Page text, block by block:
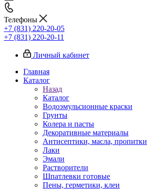
Телефоны
+7 (831) 220-20-05
+7 (831) 220-20-11
Личный кабинет
Главная
Каталог
Назад
Каталог
Водоэмульсионные краски
Грунты
Колера и пасты
Декоративные материалы
Антисептики, масла, пропитки
Лаки
Эмали
Растворители
Шпатлевки готовые
Пены, герметики, клеи